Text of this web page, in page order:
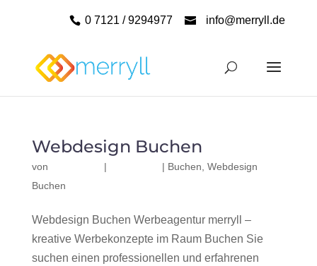
0 7121 / 9294977 info@merryll.de
Webdesign Buchen
von | | Buchen Webdesign
Buchen
Webdesign Buchen Werbeagentur merryll –
kreative Werbekonzepte im Raum Buchen Sie
suchen einen professionellen und erfahrenen